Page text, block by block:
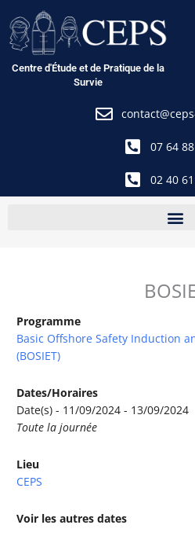
au
contenu
Centre d'Étude et de Pratique de la
Survie
07 64
02 40
Programme
Basic Offshore Safety Induction
(BOSIET)
Dates/Horaires
Date(s) - 11/09/2024 - 13/09/2024
Toute la journée
Lieu
CEPS
Voir les autres dates